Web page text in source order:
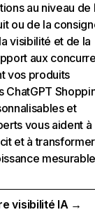
au niveau de
ou de la
visibilité et de la
aux
vos produits
ChatGPT
et
vous aident à
et à
visibilité IA →